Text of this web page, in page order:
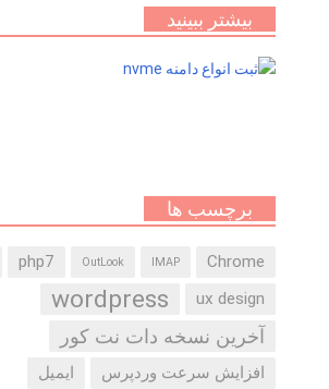
بیشتر ببینید
برچسب ها
Chrome
IMAP
OutLook
php7
ux design
wordpress
آخرین نسخه دات نت کور
افزایش سرعت وردپرس ایمیل